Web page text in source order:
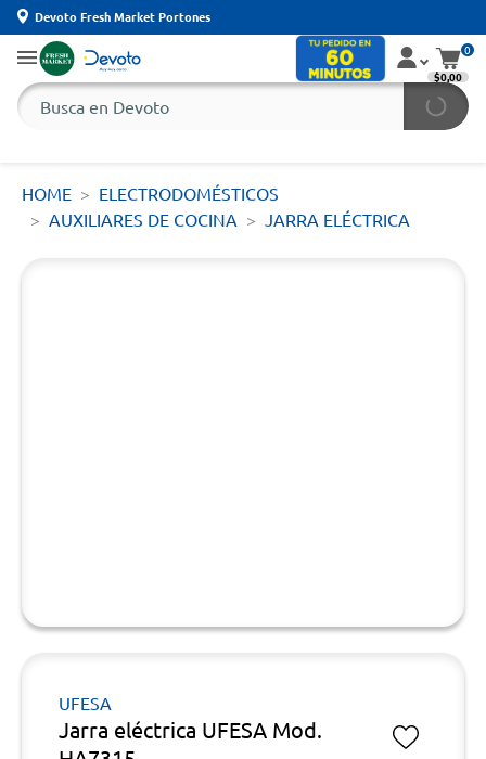
Devoto Fresh Market Portones
0
$0,00
HOME
ELECTRODOMÉSTICOS
AUXILIARES DE COCINA
JARRA ELÉCTRICA
UFESA
Jarra eléctrica UFESA Mod.